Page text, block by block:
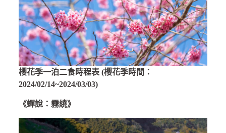
櫻花季一泊二食時程表 (櫻花季時間：
2024/02/14~2024/03/03)
《蟬說：霧繞》